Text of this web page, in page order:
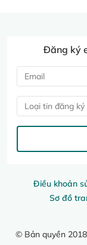
Điều khoản
Sơ đồ
© Bản quyền
Đăng ký
Loại tin đăng ký